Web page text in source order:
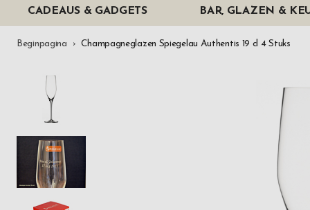
CADEAUS & GADGETS BAR, GLAZEN &
Beginpagina Champagneglazen Spiegelau Authentis 19 cl 4 Stuks